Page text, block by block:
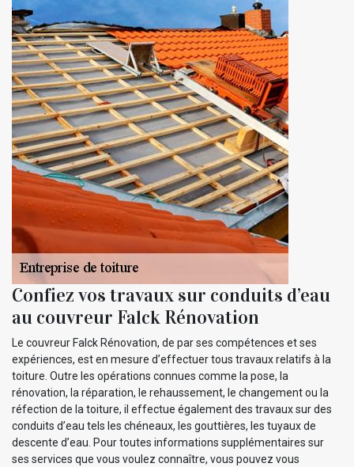
Confiez vos travaux sur conduits d’eau
au couvreur Falck Rénovation
Le couvreur Falck Rénovation, de par ses compétences et ses
expériences, est en mesure d’effectuer tous travaux relatifs à la
toiture. Outre les opérations connues comme la pose, la
rénovation, la réparation, le rehaussement, le changement ou la
réfection de la toiture, il effectue également des travaux sur des
conduits d’eau tels les chéneaux, les gouttières, les tuyaux de
descente d’eau. Pour toutes informations supplémentaires sur
ses services que vous voulez connaître, vous pouvez vous